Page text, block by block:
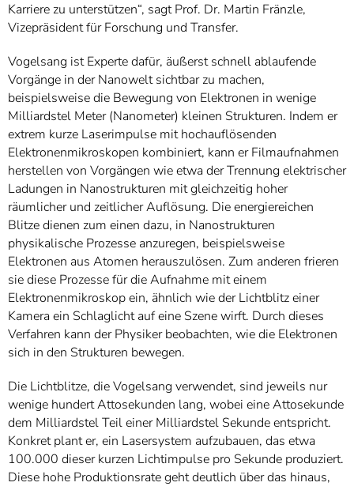
Karriere zu unterstützen“, sagt Prof. Dr. Martin Fränzle,
Vizepräsident für Forschung und Transfer.
Vogelsang ist Experte dafür, äußerst schnell ablaufende
Vorgänge in der Nanowelt sichtbar zu machen,
beispielsweise die Bewegung von Elektronen in wenige
Milliardstel Meter (Nanometer) kleinen Strukturen. Indem er
extrem kurze Laserimpulse mit hochauflösenden
Elektronenmikroskopen kombiniert, kann er Filmaufnahmen
herstellen von Vorgängen wie etwa der Trennung elektrischer
Ladungen in Nanostrukturen mit gleichzeitig hoher
räumlicher und zeitlicher Auflösung. Die energiereichen
Blitze dienen zum einen dazu, in Nanostrukturen
physikalische Prozesse anzuregen, beispielsweise
Elektronen aus Atomen herauszulösen. Zum anderen frieren
sie diese Prozesse für die Aufnahme mit einem
Elektronenmikroskop ein, ähnlich wie der Lichtblitz einer
Kamera ein Schlaglicht auf eine Szene wirft. Durch dieses
Verfahren kann der Physiker beobachten, wie die Elektronen
sich in den Strukturen bewegen.
Die Lichtblitze, die Vogelsang verwendet, sind jeweils nur
wenige hundert Attosekunden lang, wobei eine Attosekunde
dem Milliardstel Teil einer Milliardstel Sekunde entspricht.
Konkret plant er, ein Lasersystem aufzubauen, das etwa
100.000 dieser kurzen Lichtimpulse pro Sekunde produziert.
Diese hohe Produktionsrate geht deutlich über das hinaus,